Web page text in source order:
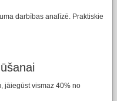
darbības analīzē. Praktiskie
jāiegūst vismaz 40% no